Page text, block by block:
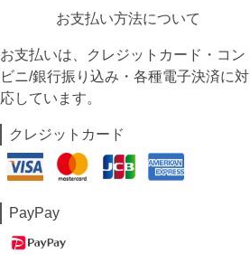
お支払い方法について
お支払いは、クレジットカード・コン
ビニ/銀行振り込み・各種電子決済に対
応しています。
クレジットカード
PayPay